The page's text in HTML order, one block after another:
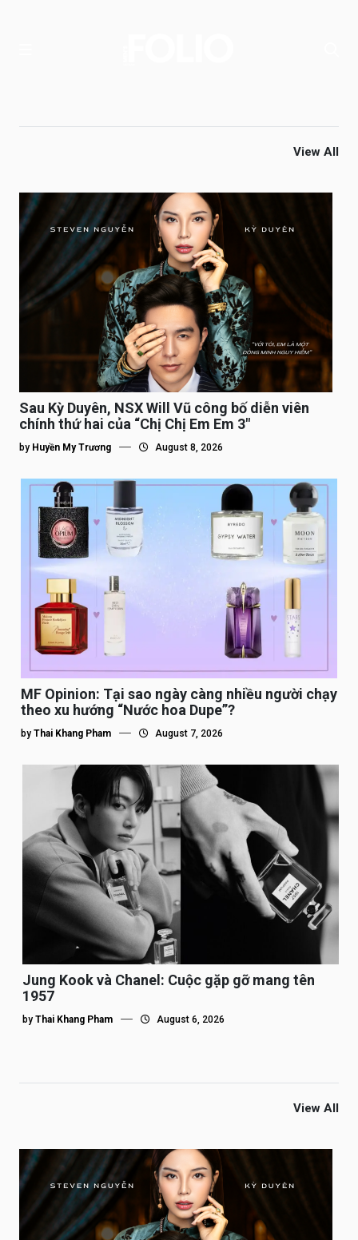
View All
Sau Kỳ Duyên, NSX Will Vũ công bố diễn viên
chính thứ hai của “Chị Chị Em Em 3″
by Huyền My Trương August 8, 2026
MF Opinion: Tại sao ngày càng nhiều người chạy
theo xu hướng “Nước hoa Dupe”?
by Thai Khang Pham August 7, 2026
Jung Kook và Chanel: Cuộc gặp gỡ mang tên
1957
by Thai Khang Pham August 6, 2026
View All